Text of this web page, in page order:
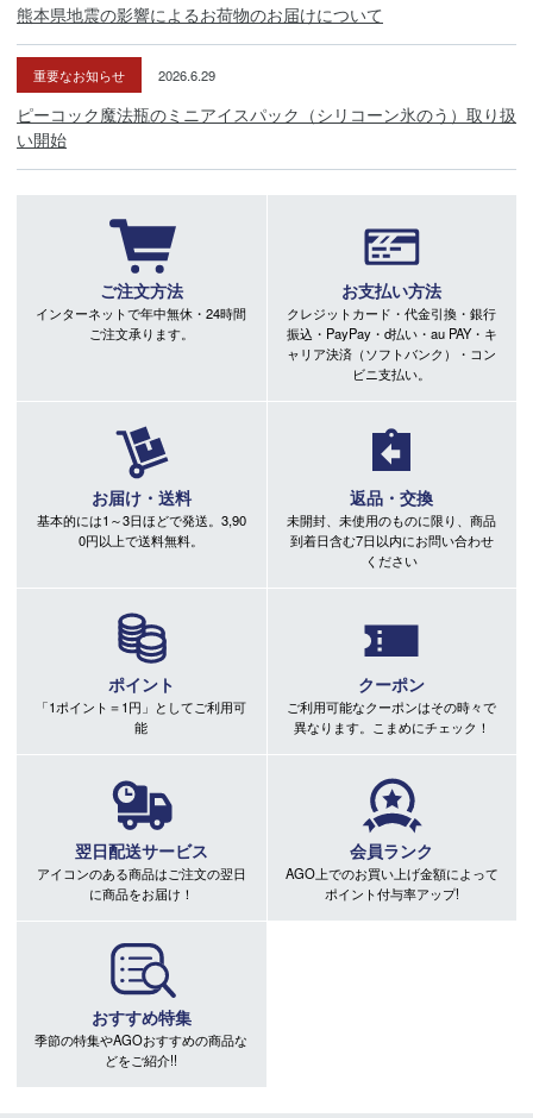
熊本県地震の影響によるお荷物のお届けについて
重要なお知らせ 2026.6.29
ピーコック魔法瓶のミニアイスパック（シリコーン氷のう）取り扱
い開始
ご注文方法
インターネットで年中無休・24時間
ご注文承ります。
お支払い方法
クレジットカード・代金引換・銀行
振込・PayPay・d払い・au PAY・キ
ャリア決済（ソフトバンク）・コン
ビニ支払い。
お届け・送料
基本的には1～3日ほどで発送。3,90
0円以上で送料無料。
返品・交換
未開封、未使用のものに限り、商品
到着日含む7日以内にお問い合わせ
ください
ポイント
「1ポイント＝1円」としてご利用可
能
クーポン
ご利用可能なクーポンはその時々で
異なります。こまめにチェック！
翌日配送サービス
アイコンのある商品はご注文の翌日
に商品をお届け！
会員ランク
AGO上でのお買い上げ金額によって
ポイント付与率アップ!
おすすめ特集
季節の特集やAGOおすすめの商品な
どをご紹介!!